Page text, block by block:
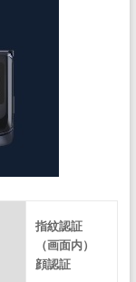
指紋認証
（画面内）
顔認証